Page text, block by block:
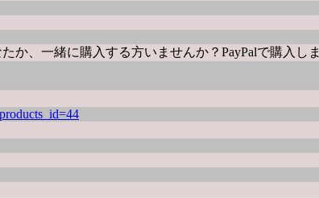
か、一緒に購入する方いませんか？PayPalで購入し